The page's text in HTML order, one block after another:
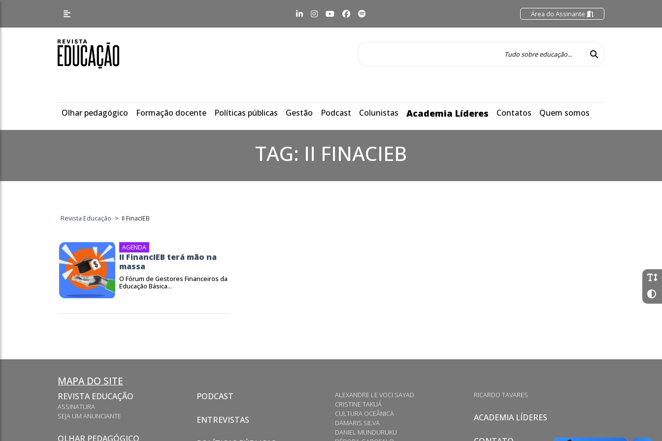
Área do Assinante
Olhar pedagógico Formação docente Políticas públicas Gestão Podcast Colunistas Academia Líderes Contatos Quem somos
TAG: II FINACIEB
Revista Educação > II FinacIEB
AGENDA
II FinancIEB terá mão na
massa
O Fórum de Gestores Financeiros da
Educação Básica...
MAPA DO SITE
REVISTA EDUCAÇÃO
ASSINATURA
SEJA UM ANUNCIANTE
OLHAR PEDAGÓGICO
PODCAST
ENTREVISTAS
ALEXANDRE LE VOCI SAYAD
CRISTINE TAKUÁ
CULTURA OCEÂNICA
DAMARIS SILVA
DANIEL MUNDURUKU
RICARDO TAVARES
ACADEMIA LÍDERES